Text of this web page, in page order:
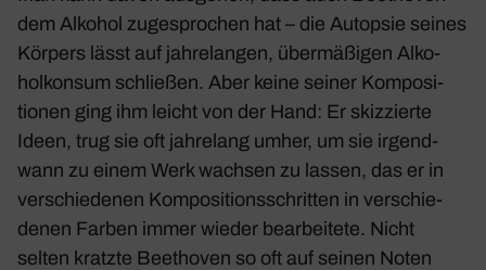
dem Alkohol zuge­spro­chen hat – die Autopsie seines
Körpers lässt auf jahre­langen, über­mä­ßigen Alko­
hol­konsum schließen. Aber keine seiner Kompo­si­
tionen ging ihm leicht von der Hand: Er skiz­zierte
Ideen, trug sie oft jahre­lang umher, um sie irgend­
wann zu einem Werk wachsen zu lassen, das er in
verschie­denen Kompo­si­ti­ons­schritten in verschie­
denen Farben immer wieder bear­bei­tete. Nicht
selten kratzte Beet­hoven so oft auf seinen Noten